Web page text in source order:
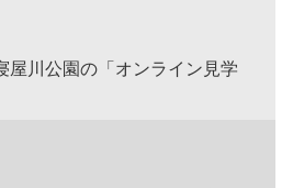
屋川公園の「オンライン見学